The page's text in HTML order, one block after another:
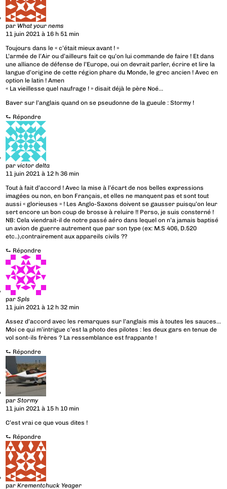
par What your nems
11 juin 2021 à 16 h 51 min
Toujours dans le « c’était mieux avant ! »
L’armée de l’Air ou d’ailleurs fait ce qu’on lui commande de faire ! Et dans
une alliance de défense de l’Europe, oui on devrait parler, écrire et lire la
langue d’origine de cette région phare du Monde, le grec ancien ! Avec en
option le latin ! Amen
« La vieillesse quel naufrage ! » disait déjà le père Noé…
Baver sur l’anglais quand on se pseudonne de la gueule : Stormy !
⮑ Répondre
parvictor delta
11 juin 2021 à 12 h 36 min
Tout à fait d’accord ! Avec la mise à l’écart de nos belles expressions
imagées ou non, en bon Français, et elles ne manquent pas et sont tout
aussi « glorieuses » ! Les Anglo-Saxons doivent se gausser puisqu’on leur
sert encore un bon coup de brosse à reluire !! Perso, je suis consterné !
NB: Cela viendrait-il de notre passé aéro dans lequel on n’a jamais baptisé
un avion de guerre autrement que par son type (ex: M.S 406, D.520
etc..),contrairement aux appareils civils ??
⮑ Répondre
parSpls
11 juin 2021 à 12 h 32 min
Assez d’accord avec les remarques sur l’anglais mis à toutes les sauces…
Moi ce qui m’intrigue c’est la photo des pilotes : les deux gars en tenue de
vol sont-ils frères ? La ressemblance est frappante !
⮑ Répondre
parStormy
11 juin 2021 à 15 h 10 min
C’est vrai ce que vous dites !
⮑ Répondre
parKrementchuck Yeager